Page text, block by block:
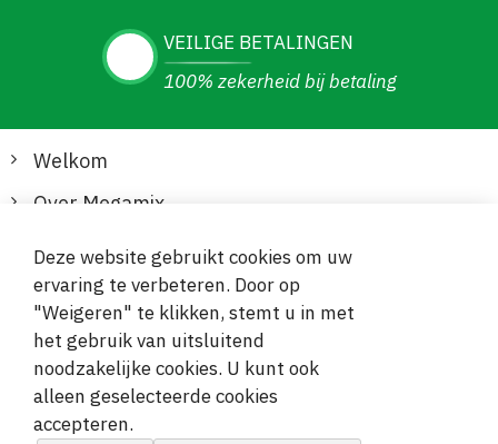
VEILIGE BETALINGEN
100% zekerheid bij betaling
Welkom
Over Megamix
Informatie
Klantenservice
Veilige en gemakkelijke betalingen
Deze website gebruikt cookies om uw
ervaring te verbeteren. Door op
"Weigeren" te klikken, stemt u in met
het gebruik van uitsluitend
noodzakelijke cookies. U kunt ook
alleen geselecteerde cookies
accepteren.